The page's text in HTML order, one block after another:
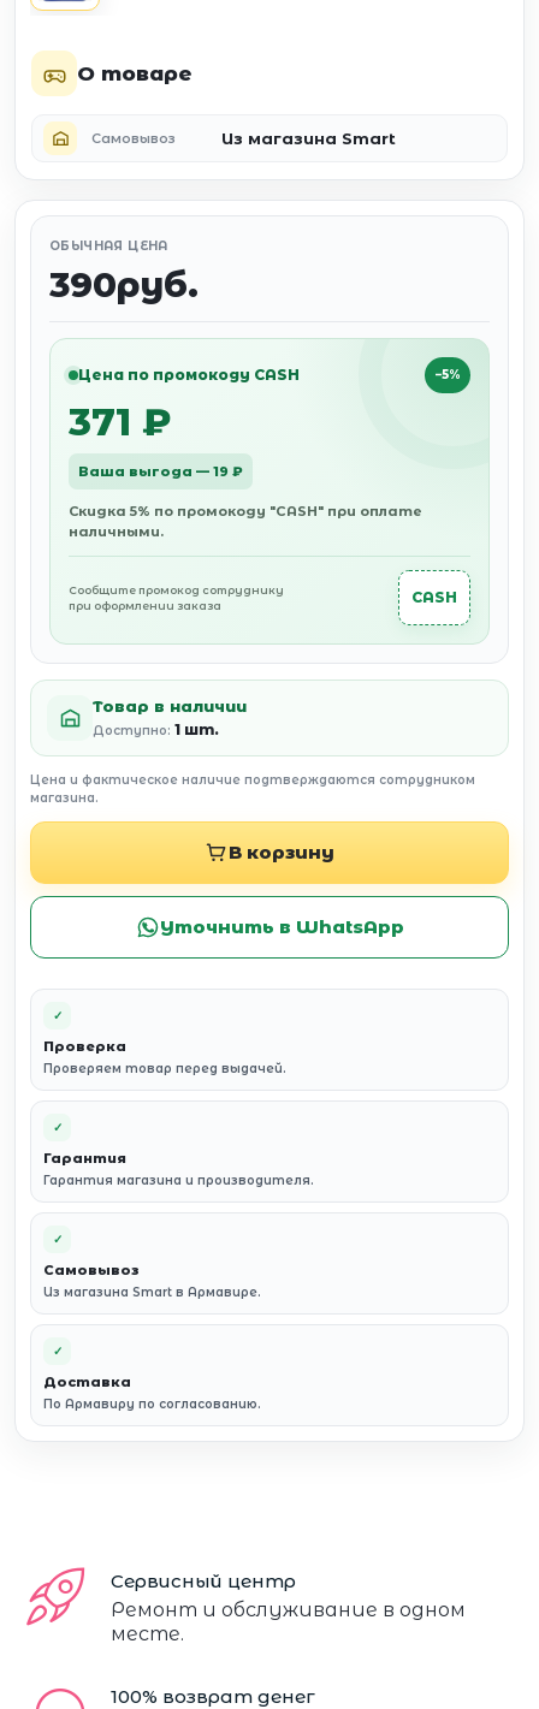
О товаре
Самовывоз Из магазина Smart
ОБЫЧНАЯ ЦЕНА
390руб.
Цена по промокоду CASH −5%
371 ₽
Ваша выгода — 19 ₽
Скидка 5% по промокоду "CASH" при оплате
наличными.
Сообщите промокод сотруднику
при оформлении заказа
CASH
Товар в наличии
Доступно: 1 шт.
Цена и фактическое наличие подтверждаются сотрудником
магазина.
В корзину
Уточнить в WhatsApp
✓
Проверка
Проверяем товар перед выдачей.
✓
Гарантия
Гарантия магазина и производителя.
✓
Самовывоз
Из магазина Smart в Армавире.
✓
Доставка
По Армавиру по согласованию.
Сервисный центр
Ремонт и обслуживание в одном
месте.
100% возврат денег